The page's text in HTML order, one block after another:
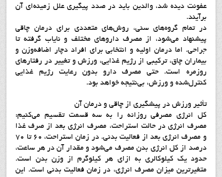
عفونت ديده شد، والدين بايد در صدد پيگيري علل زمينه‌اي آن
برآيند.
در تمام گروه‌هاي سني، روش‌هاي متعددي براي درمان چاقي
پيشنهاد مي‌شود، از مصرف داروهاي مختلف و ناياب گرفته تا
جراحي. اما درمان اوليه و انتخابي براي افراد دچار اضافه‌وزن و
بيماران چاق، تركيبي از رژيم غذايي، ورزش و تغيير در رفتارهاي
روزمره است. حتي مصرف دارو بدون رعايت رژيم غذايي
كنترل‌شده و ورزش، بي‌نتيجه خواهد بود.
تأثير ورزش در پيشگيري از چاقي و درمان آن
كل انرژي مصرفي روزانه را به سه قسمت تقسيم مي‌كنيم:
مصرف انرژي در حالت استراحت، مصرف انرژي بعد از صرف غذا
و مصرف انرژي بعد از فعاليت بدني. در زمان استراحت، 60 تا 70
درصد از كل انرژي بدن مصرف مي‌شود و مقدار آن در هر ساعت،
حدود يك كيلوكالري به ازاي هر كيلوگرم از وزن بدن است.
متغيرترين ميزان مصرف انرژي، در زمان فعاليت بدني است. اين